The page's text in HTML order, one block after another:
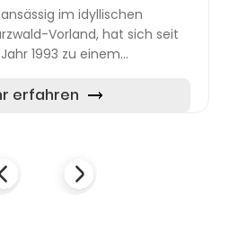
im idyllischen
Vorland, hat sich seit
1993 zu einem
entwickelt....
erfahren